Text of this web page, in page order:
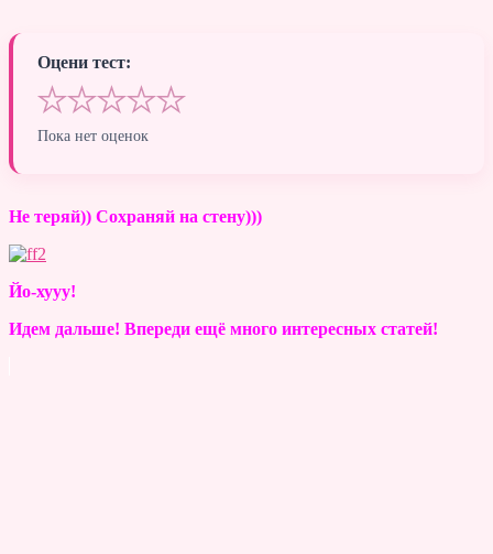
Оцени тест:
★★★★★
Пока нет оценок
Не теряй)) Сохраняй на стену)))
Йо-хууу!
Идем дальше! Впереди ещё много интересных статей!